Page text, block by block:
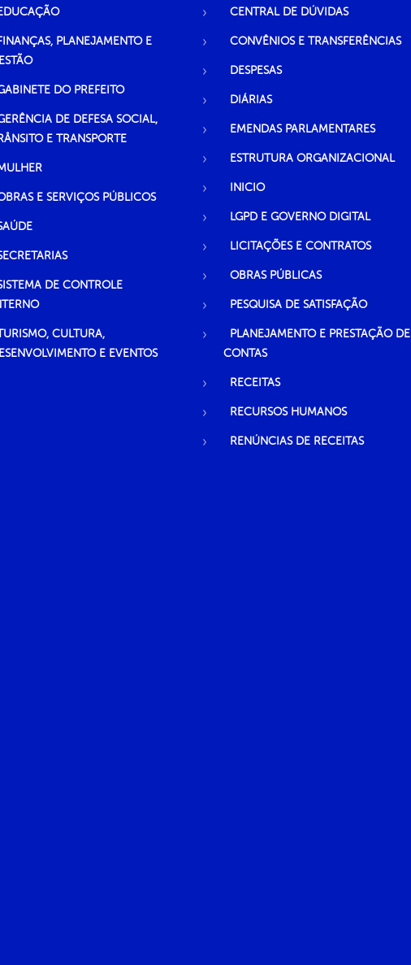
PLANEJAMENTO E
DO PREFEITO
DE DEFESA SOCIAL,
E TRANSPORTE
E SERVIÇOS PÚBLICOS
DE CONTROLE
CULTURA,
E EVENTOS
CENTRAL DE DÚVIDAS
CONVÊNIOS E TRANSFERÊNCIAS
DESPESAS
DIÁRIAS
EMENDAS PARLAMENTARES
ESTRUTURA ORGANIZACIONAL
INICIO
LGPD E GOVERNO DIGITAL
LICITAÇÕES E CONTRATOS
OBRAS PÚBLICAS
PESQUISA DE SATISFAÇÃO
PLANEJAMENTO E PRESTAÇÃO DE
CONTAS
RECEITAS
RECURSOS HUMANOS
RENÚNCIAS DE RECEITAS